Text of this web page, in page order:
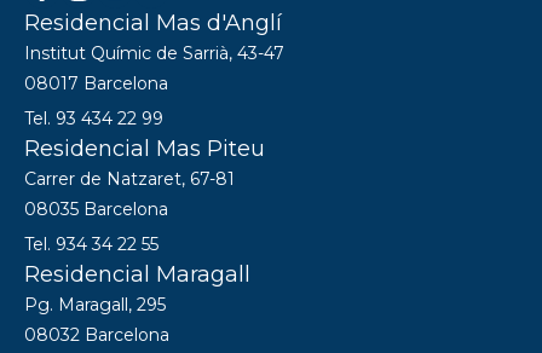
Residencial Mas d'Anglí
Institut Químic de Sarrià, 43-47
08017 Barcelona
Tel. 93 434 22 99
Residencial Mas Piteu
Carrer de Natzaret, 67-81
08035 Barcelona
Tel. 934 34 22 55
Residencial Maragall
Pg. Maragall, 295
08032 Barcelona